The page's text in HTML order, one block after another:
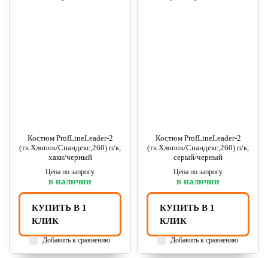
Костюм ProfLineLeader-2
(тк.Хлопок/Спандекс,260) п/к,
хаки/черный
Цена по запросу
в наличии
КУПИТЬ В 1
КЛИК
Добавить к сравнению
Костюм ProfLineLeader-2
(тк.Хлопок/Спандекс,260) п/к,
серый/черный
Цена по запросу
в наличии
КУПИТЬ В 1
КЛИК
Добавить к сравнению